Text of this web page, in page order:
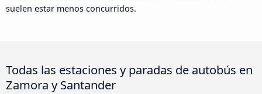
suelen estar menos concurridos.
Todas las estaciones y paradas de autobús en
Zamora y Santander